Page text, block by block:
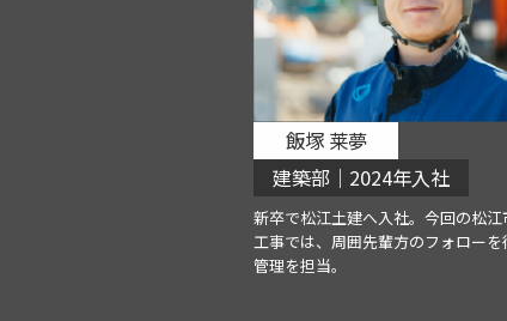
飯塚 莱夢
建築部｜2024年入社
新卒で松江土建へ入社。今回の松
工事では、周囲先輩方のフォロー
管理を担当。